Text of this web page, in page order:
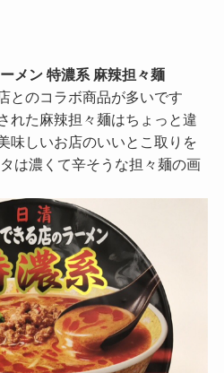
メン 特濃系 麻辣担々麺
とのコラボ商品が多いです
れた麻辣担々麺はちょっと違
味しいお店のいいとこ取りを
は濃くて辛そうな担々麺の画